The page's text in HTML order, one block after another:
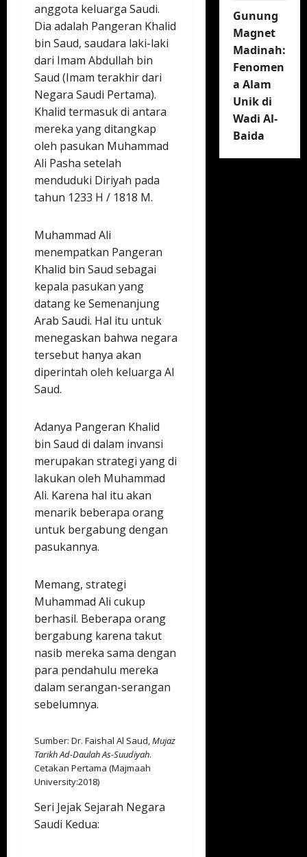
anggota keluarga Saudi.
Dia adalah Pangeran Khalid
bin Saud, saudara laki-laki
dari Imam Abdullah bin
Saud (Imam terakhir dari
Negara Saudi Pertama).
Khalid termasuk di antara
mereka yang ditangkap
oleh pasukan Muhammad
Ali Pasha setelah
menduduki Diriyah pada
tahun 1233 H / 1818 M.
Muhammad Ali
menempatkan Pangeran
Khalid bin Saud sebagai
kepala pasukan yang
datang ke Semenanjung
Arab Saudi. Hal itu untuk
menegaskan bahwa negara
tersebut hanya akan
diperintah oleh keluarga Al
Saud.
Adanya Pangeran Khalid
bin Saud di dalam invansi
merupakan strategi yang di
lakukan oleh Muhammad
Ali. Karena hal itu akan
menarik beberapa orang
untuk bergabung dengan
pasukannya.
Memang, strategi
Muhammad Ali cukup
berhasil. Beberapa orang
bergabung karena takut
nasib mereka sama dengan
para pendahulu mereka
dalam serangan-serangan
sebelumnya.
Sumber: Dr. Faishal Al Saud,Mujaz
Tarikh Ad-Daulah As-Suudiyah.
Cetakan Pertama (Majmaah
University:2018)
Seri Jejak Sejarah Negara
Saudi Kedua:
Gunung
Magnet
Madinah:
Fenomen
a Alam
Unik di
Wadi Al-
Baida